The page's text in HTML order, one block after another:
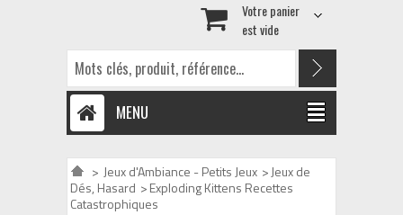
Votre panier
est vide
MENU
> Jeux d'Ambiance - Petits Jeux >Jeux de
Dés, Hasard >Exploding Kittens Recettes
Catastrophiques